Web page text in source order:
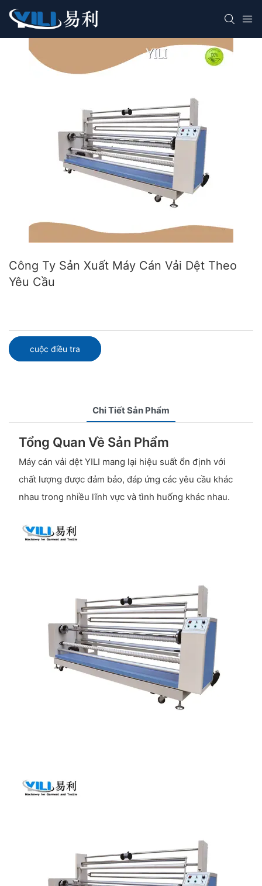
Công Ty Sản Xuất Máy Cán Vải Dệt Theo
Yêu Cầu
cuộc điều tra
Chi Tiết Sản Phẩm
Tổng Quan Về Sản Phẩm
Máy cán vải dệt YILI mang lại hiệu suất ổn định với
chất lượng được đảm bảo, đáp ứng các yêu cầu khác
nhau trong nhiều lĩnh vực và tình huống khác nhau.